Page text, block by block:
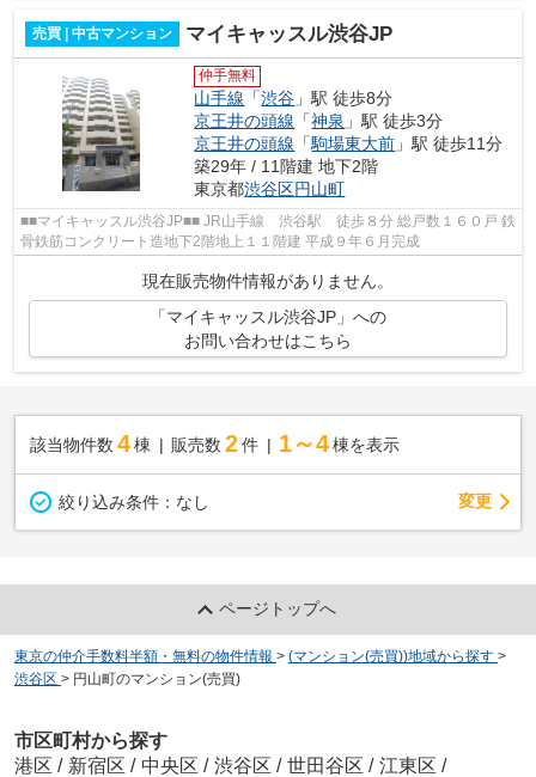
売買 | 中古マンション マイキャッスル渋谷JP
仲手無料
山手線 「渋谷 」駅 徒歩8分
京王井の頭線 「神泉 」駅 徒歩3分
京王井の頭線 「駒場東大前 」駅 徒歩11分
築29年 / 11階建 地下2階
東京都渋谷区円山町
■■マイキャッスル渋谷JP■■ JR山手線 渋谷駅 徒歩８分 総戸数１６０戸 鉄
骨鉄筋コンクリート造地下2階地上１１階建 平成９年６月完成
現在販売物件情報がありません。
「マイキャッスル渋谷JP」への
お問い合わせはこちら
該当物件数 4棟 販売数 2 件 1～4 棟を表示
絞り込み条件： なし 変更
ページトップへ
東京の仲介手数料半額・無料の物件情報 > (マンション(売買))地域から探す >
渋谷区 > 円山町のマンション(売買)
市区町村から探す
港区 / 新宿区 / 中央区 / 渋谷区 / 世田谷区 / 江東区 /